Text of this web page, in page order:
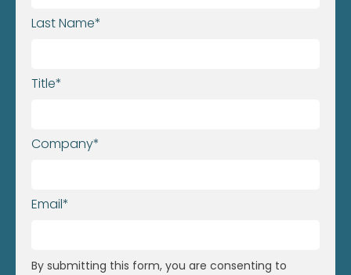
Last Name*
Title*
Company*
Email*
By submitting this form, you are consenting to